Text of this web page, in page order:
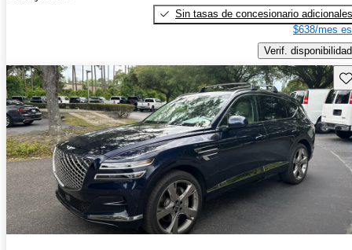
Sin tasas de concesionario adicionales
$638/mes
Verif. disponibilidad